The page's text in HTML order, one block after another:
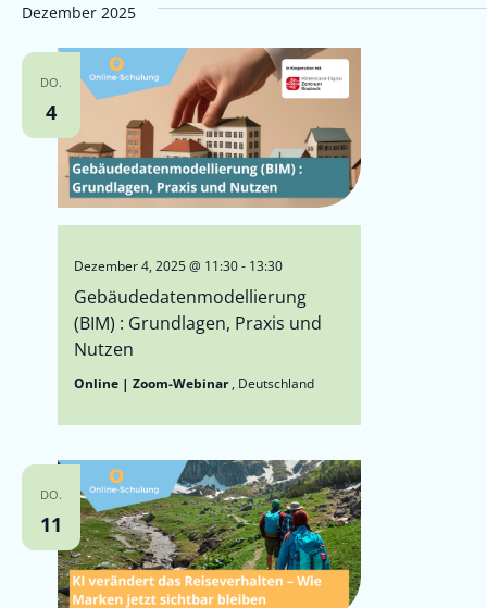
Dezember 2025
DO.
4
Gebäudedatenmodellierung
(BIM) : Grundlagen, Praxis und
Nutzen
Dezember 4, 2025 @ 11:30- 13:30
Online | Zoom-Webinar, Deutschland
DO.
11